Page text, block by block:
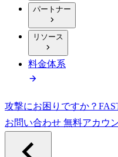
パートナー
リソース
料金体系
攻撃にお困りですか？
お問い合わせ 無料アカウ